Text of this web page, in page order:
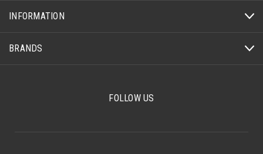
INFORMATION
BRANDS
FOLLOW US